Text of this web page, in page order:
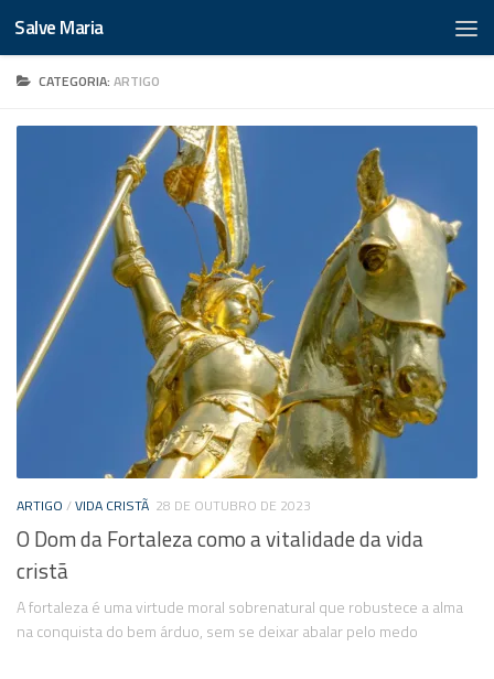
Salve Maria
CATEGORIA:ARTIGO
ARTIGO /VIDA CRISTÃ 28 DE OUTUBRO DE 2023
O Dom da Fortaleza como a vitalidade da vida
cristã
A fortaleza é uma virtude moral sobrenatural que robustece a alma
na conquista do bem árduo, sem se deixar abalar pelo medo